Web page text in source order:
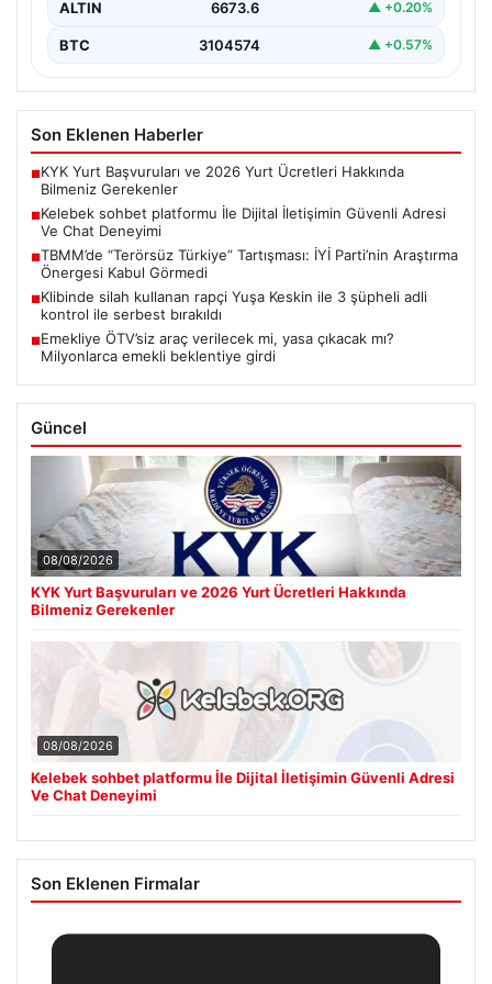
ALTIN 6673.6 ▲ +0.20%
BTC 3104574 ▲ +0.57%
Son Eklenen Haberler
■KYK Yurt Başvuruları ve 2026 Yurt Ücretleri Hakkında
Bilmeniz Gerekenler
■Kelebek sohbet platformu İle Dijital İletişimin Güvenli Adresi
Ve Chat Deneyimi
■TBMM’de “Terörsüz Türkiye” Tartışması: İYİ Parti’nin Araştırma
Önergesi Kabul Görmedi
■Klibinde silah kullanan rapçi Yuşa Keskin ile 3 şüpheli adli
kontrol ile serbest bırakıldı
■Emekliye ÖTV’siz araç verilecek mi, yasa çıkacak mı?
Milyonlarca emekli beklentiye girdi
Güncel
08/08/2026
KYK Yurt Başvuruları ve 2026 Yurt Ücretleri Hakkında
Bilmeniz Gerekenler
08/08/2026
Kelebek sohbet platformu İle Dijital İletişimin Güvenli Adresi
Ve Chat Deneyimi
Son Eklenen Firmalar